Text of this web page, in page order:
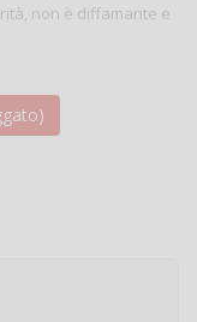
non è diffamante e